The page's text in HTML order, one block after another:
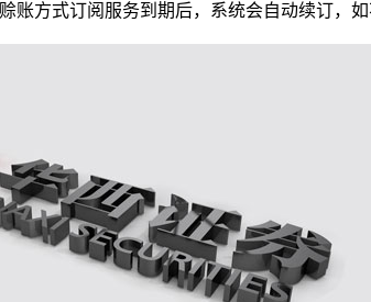
账方式订阅服务到期后，系统会自动续订，